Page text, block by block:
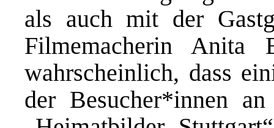
als auch mit der
Filmemacherin
wahrscheinlich, dass
der Besucher*innen